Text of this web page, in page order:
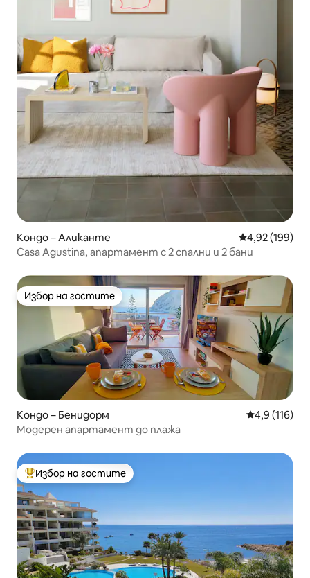
Кондо – Аликанте Средна
4,92 (199)
Casa Agustina, апартамент с 2 спални и 2 бани
Избор на гостите
Избор на гостите
Кондо – Бенидорм Средна
4,9 (116)
Модерен апартамент до плажа
Най-популярен избор на гостите
Избор на гостите